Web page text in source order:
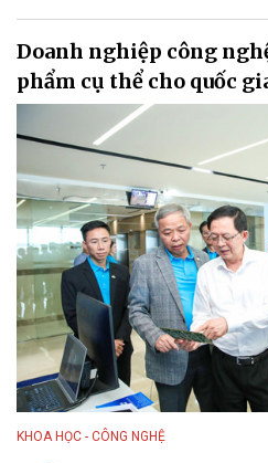
Doanh nghiệp công
phẩm cụ thể cho quốc
KHOA HỌC - CÔNG NGHỆ